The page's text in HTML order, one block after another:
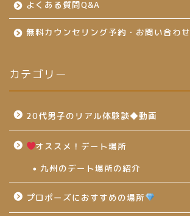
よくある質問Q&A
無料カウンセリング予約・お問い合わせ
カテゴリー
20代男子のリアル体験談◆動画
オススメ！デート場所
九州のデート場所の紹介
プロポーズにおすすめの場所